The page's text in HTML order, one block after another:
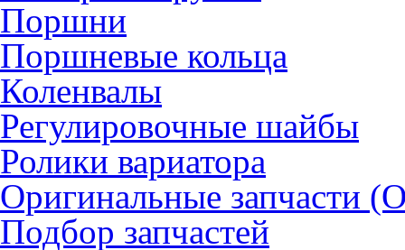
Поршни
Поршневые кольца
Коленвалы
Регулировочные шайбы
Ролики вариатора
Оригинальные запчасти
Подбор запчастей